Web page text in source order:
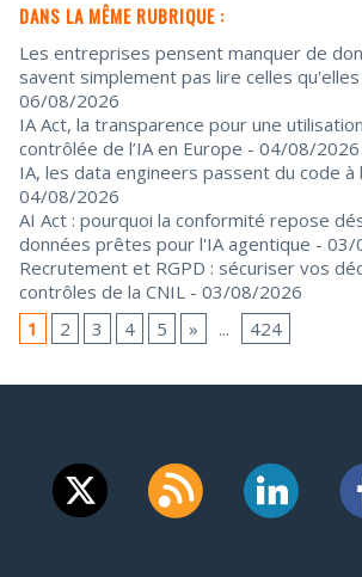
DANS LA MÊME RUBRIQUE :
Les entreprises pensent manquer de
savent simplement pas lire celles
06/08/2026
IA Act, la transparence pour une
contrôlée de l’IA en Europe - 04/08/2026
IA, les data engineers passent du code à
04/08/2026
AI Act : pourquoi la conformité repose
données prêtes pour l'IA agentique - 03/
Recrutement et RGPD : sécuriser vos
contrôles de la CNIL - 03/08/2026
1
2 3 4 5 » ... 424